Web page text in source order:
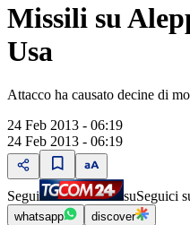
Missili su
Usa
Attacco ha causato decine di
24 Feb 2013 - 06:19
24 Feb 2013 - 06:19
Segui suSeguici
whatsapp discover